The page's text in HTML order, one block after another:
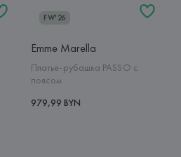
FW'26
Emme Marella
Платье-рубашка PASSO с
поясом
979,99 BYN